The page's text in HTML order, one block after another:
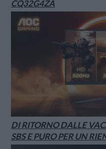
CQ32G4ZA
DI RITORNO DALLE
SBS E PURO PER UN